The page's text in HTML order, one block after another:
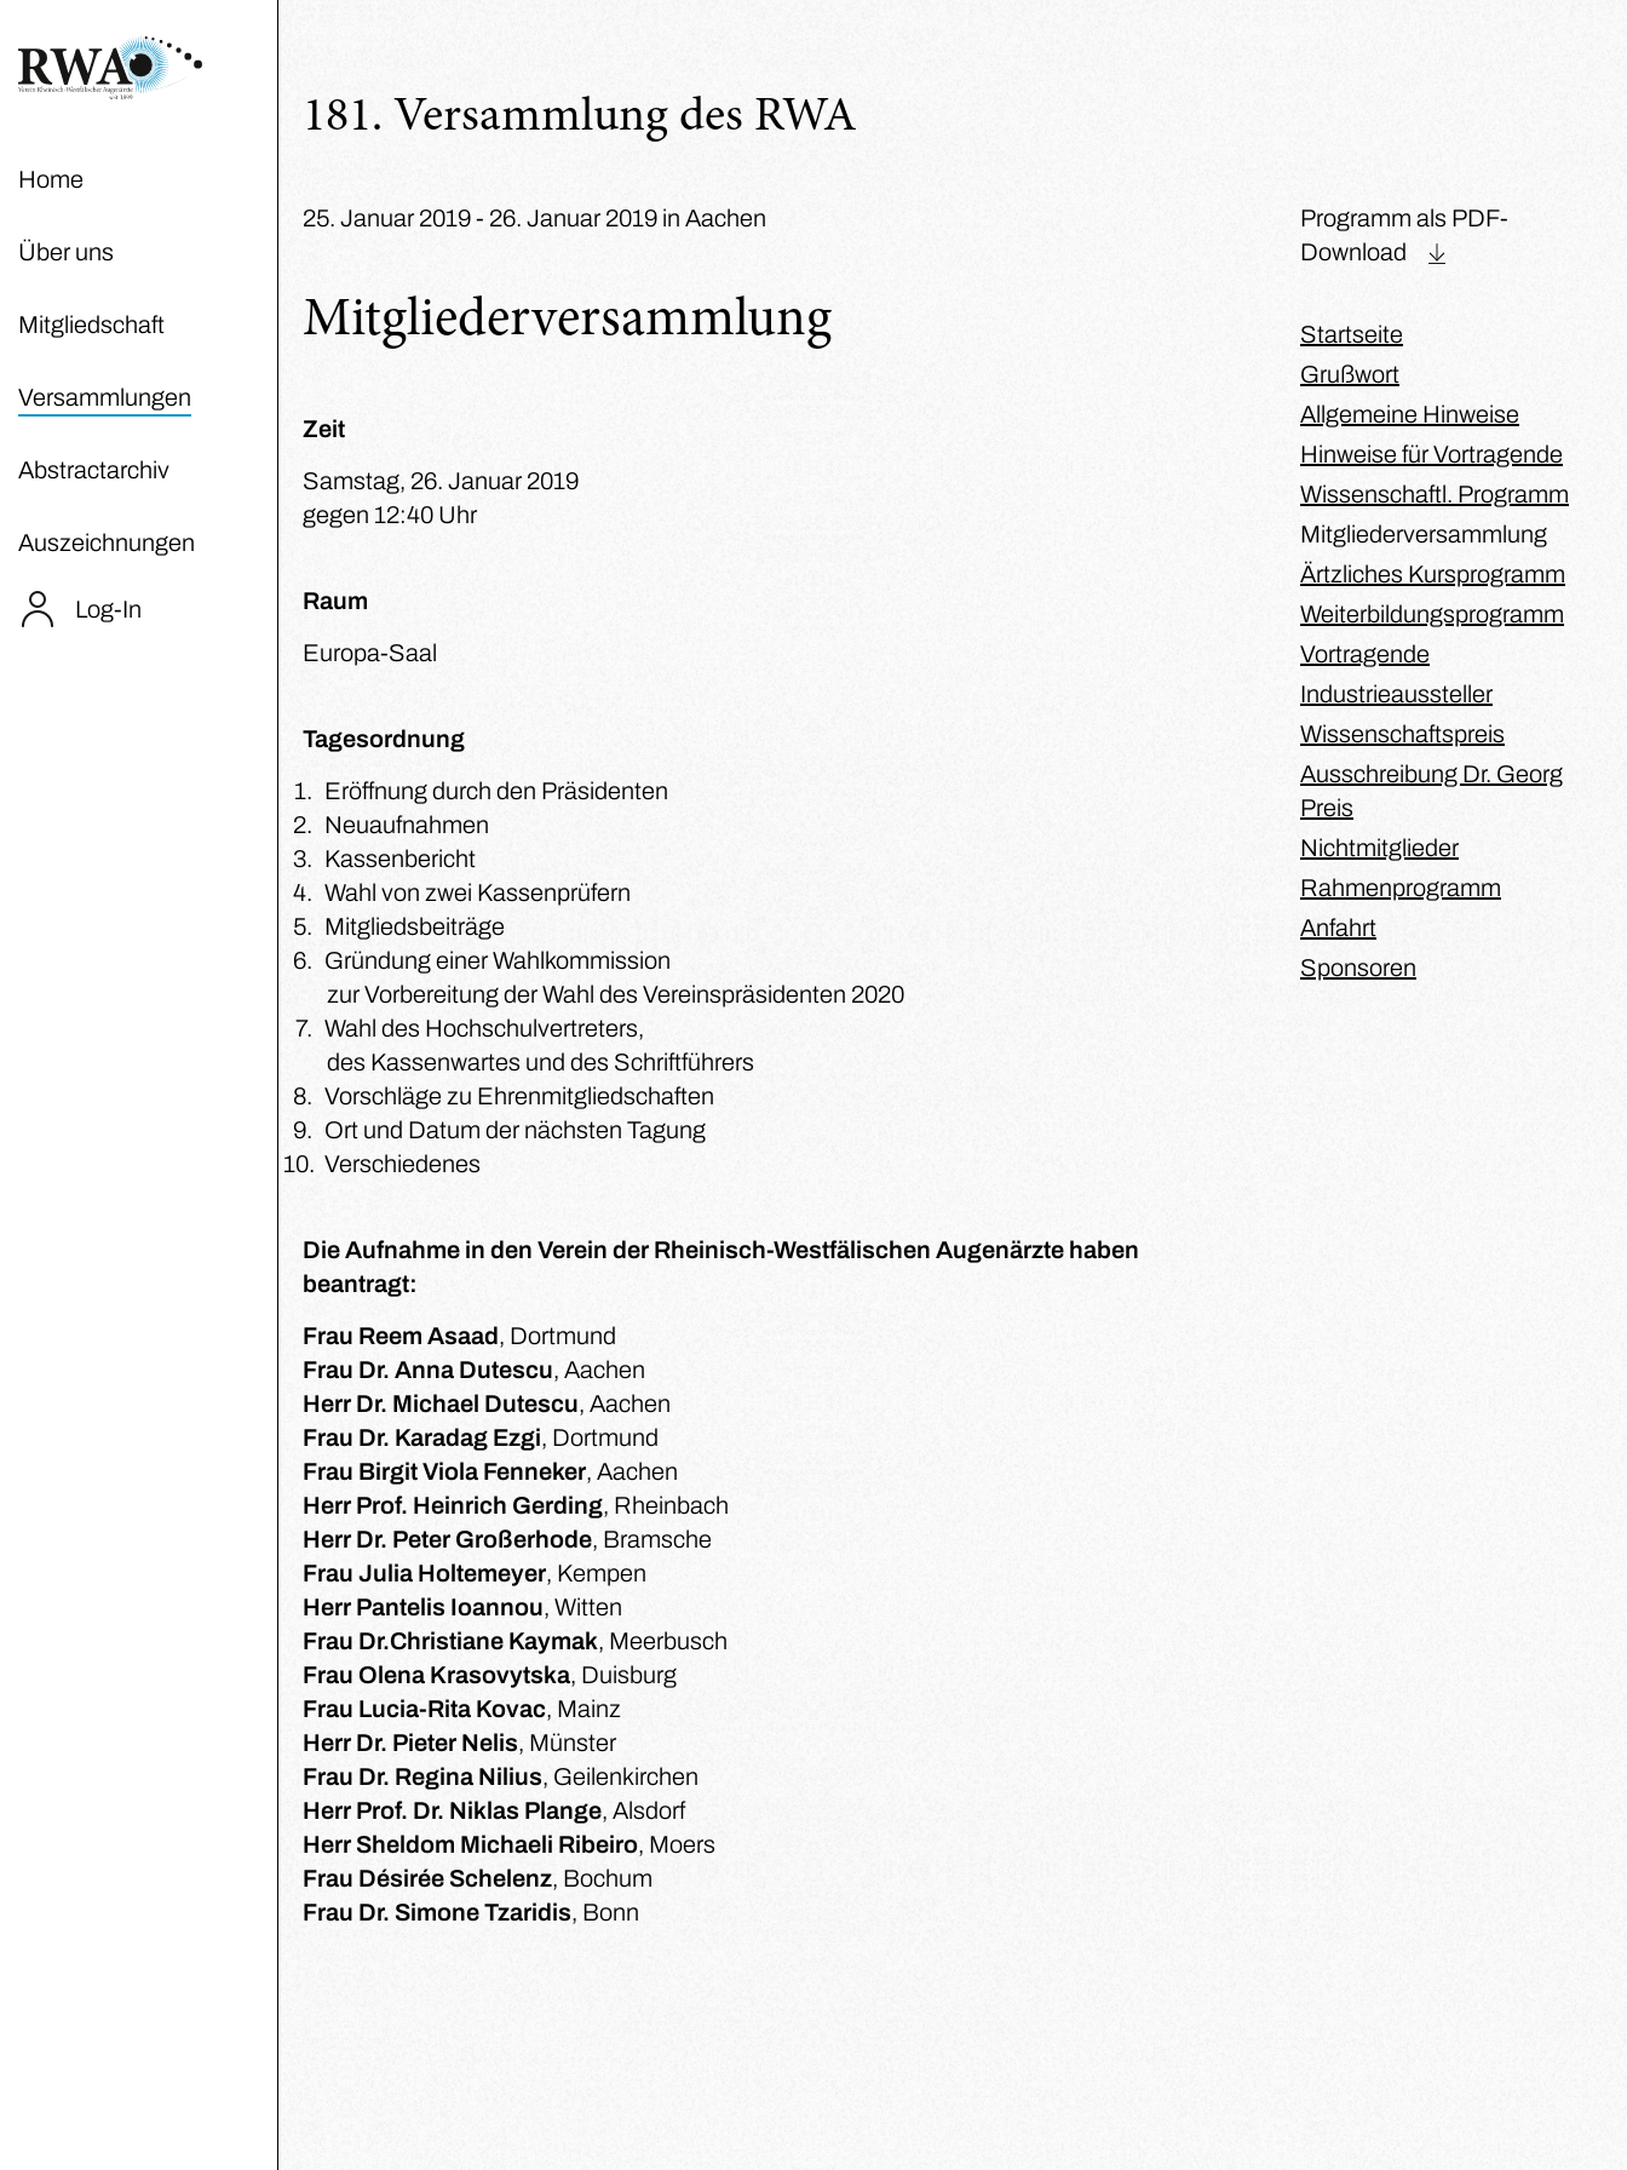
Home
Über uns
Mitgliedschaft
Versammlungen
Abstractarchiv
Auszeichnungen
Log-In
181. Versammlung des RWA
25. Januar 2019 - 26. Januar 2019 in Aachen
Mitgliederversammlung
Zeit
Samstag, 26. Januar 2019
gegen 12:40 Uhr
Raum
Europa-Saal
Tagesordnung
Eröffnung durch den Präsidenten
Neuaufnahmen
Kassenbericht
Wahl von zwei Kassenprüfern
Mitgliedsbeiträge
Gründung einer Wahlkommission
zur Vorbereitung der Wahl des Vereinspräsidenten 2020
Wahl des Hochschulvertreters,
des Kassenwartes und des Schriftführers
Vorschläge zu Ehrenmitgliedschaften
Ort und Datum der nächsten Tagung
Verschiedenes
Die Aufnahme in den Verein der Rheinisch-Westfälischen Augenärzte haben
beantragt:
Frau Reem Asaad, Dortmund
Frau Dr. Anna Dutescu, Aachen
Herr Dr. Michael Dutescu, Aachen
Frau Dr. Karadag Ezgi, Dortmund
Frau Birgit Viola Fenneker, Aachen
Herr Prof. Heinrich Gerding, Rheinbach
Herr Dr. Peter Großerhode, Bramsche
Frau Julia Holtemeyer, Kempen
Herr Pantelis Ioannou, Witten
Frau Dr.Christiane Kaymak, Meerbusch
Frau Olena Krasovytska, Duisburg
Frau Lucia-Rita Kovac, Mainz
Herr Dr. Pieter Nelis, Münster
Frau Dr. Regina Nilius, Geilenkirchen
Herr Prof. Dr. Niklas Plange, Alsdorf
Herr Sheldom Michaeli Ribeiro, Moers
Frau Désirée Schelenz, Bochum
Frau Dr. Simone Tzaridis, Bonn
Programm als PDF-
Download
Startseite
Grußwort
Allgemeine Hinweise
Hinweise für Vortragende
Wissenschaftl. Programm
Mitgliederversammlung
Ärtzliches Kursprogramm
Weiterbildungsprogramm
Vortragende
Industrieaussteller
Wissenschaftspreis
Ausschreibung Dr. Georg
Preis
Nichtmitglieder
Rahmenprogramm
Anfahrt
Sponsoren